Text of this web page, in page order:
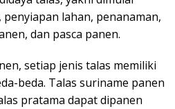
lahan, penanaman,
dan pasca panen.
setiap jenis talas memiliki
beda. Talas suriname panen
pratama dapat dipanen